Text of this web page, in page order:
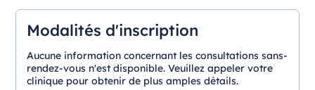
Modalités d'inscription
Aucune information concernant les consultations sans-
rendez-vous n'est disponible. Veuillez appeler votre
clinique pour obtenir de plus amples détails.